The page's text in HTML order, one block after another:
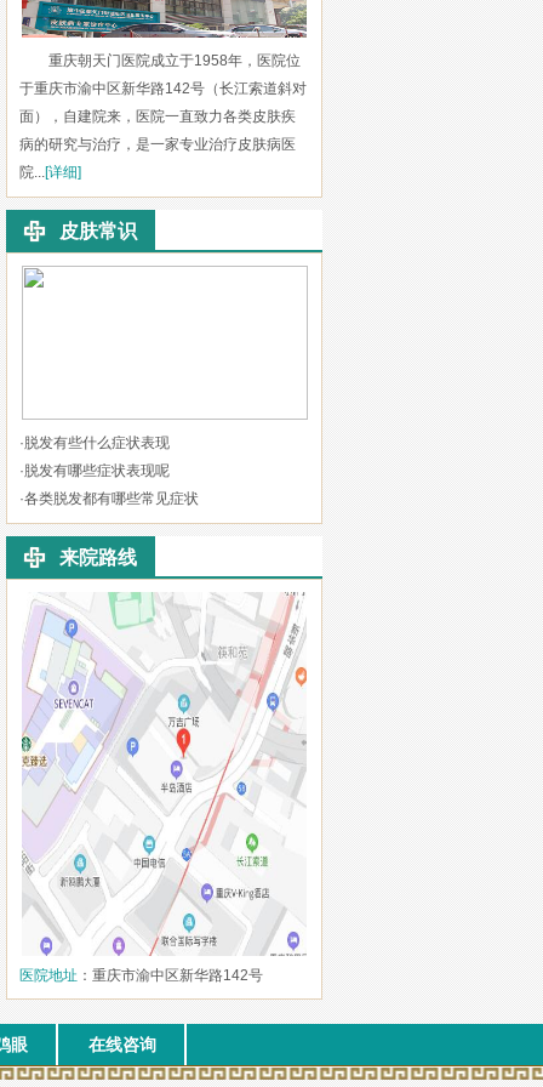
重庆朝天门医院成立于1958年，医院位
于重庆市渝中区新华路142号（长江索道斜对
面），自建院来，医院一直致力各类皮肤疾
病的研究与治疗，是一家专业治疗皮肤病医
院... [详细]
皮肤常识
·脱发有些什么症状表现
·脱发有哪些症状表现呢
·各类脱发都有哪些常见症状
来院路线
医院地址 ：重庆市渝中区新华路142号
眼 在线咨询